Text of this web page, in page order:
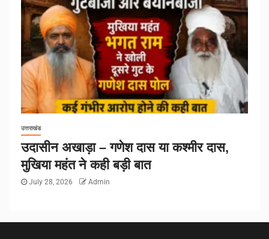
उत्तराखंड
उदासीन अखाड़ा – गणेश दास या कश्मीर दास,
मुखिया महंत ने कही बड़ी बात
July 28, 2026 Admin